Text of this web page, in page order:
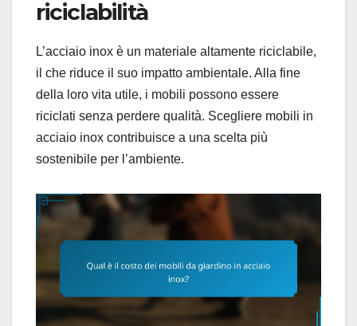
riciclabilità
L’acciaio inox è un materiale altamente riciclabile,
il che riduce il suo impatto ambientale. Alla fine
della loro vita utile, i mobili possono essere
riciclati senza perdere qualità. Scegliere mobili in
acciaio inox contribuisce a una scelta più
sostenibile per l’ambiente.